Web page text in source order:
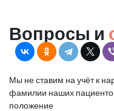
Вопросы и
Мы не ставим на учёт к
фамилии наших
положение